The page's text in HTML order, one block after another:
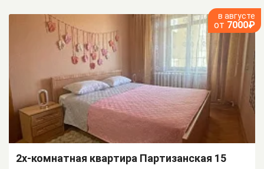
в августе
от 7000₽
2х-комнатная квартира Партизанская 15